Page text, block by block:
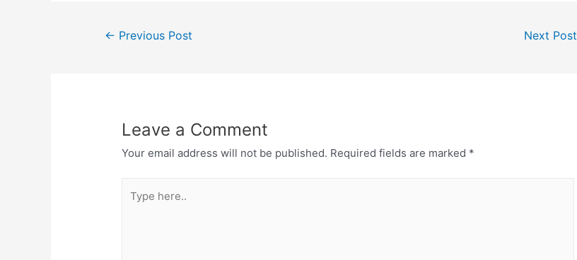
Post← Previous Post Next Post
Leave a Comment
Your email address will not be published. Required fields are marked *
here..